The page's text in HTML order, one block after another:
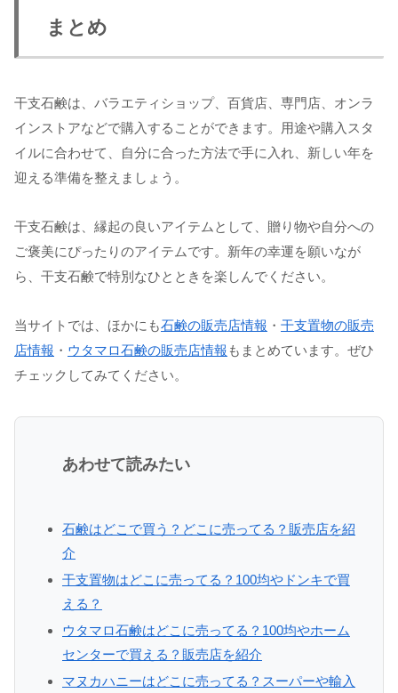
まとめ
干支石鹸は、バラエティショップ、百貨店、専門店、オンラ
インストアなどで購入することができます。用途や購入スタ
イルに合わせて、自分に合った方法で手に入れ、新しい年を
迎える準備を整えましょう。
干支石鹸は、縁起の良いアイテムとして、贈り物や自分への
ご褒美にぴったりのアイテムです。新年の幸運を願いなが
ら、干支石鹸で特別なひとときを楽しんでください。
当サイトでは、ほかにも石鹸の販売店情報 ・ 干支置物の販売
店情報 ・ ウタマロ石鹸の販売店情報 もまとめています。ぜひ
チェックしてみてください。
あわせて読みたい
石鹸はどこで買う？どこに売ってる？販売店を紹
介
干支置物はどこに売ってる？100均やドンキで買
える？
ウタマロ石鹸はどこに売ってる？100均やホーム
センターで買える？販売店を紹介
マヌカハニーはどこに売ってる？スーパーや輸入